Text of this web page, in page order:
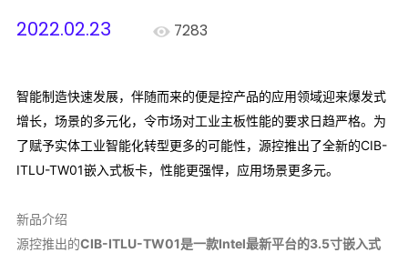
2022.02.23
7283
智能制造快速发展， 伴随而来的便是控产品的应用领域迎来爆发式
增长， 场景的多元化， 令市场对工业主板性能的要求日趋严格。 为
了赋予实体工业智能化转型更多的可能性， 源控推出了全新的CIB-
ITLU-TW01嵌入式板卡， 性能更强悍， 应用场景更多元。
新品介绍
源控推出的CIB-ITLU-TW01是一款Intel最新平台的3.5寸嵌入式